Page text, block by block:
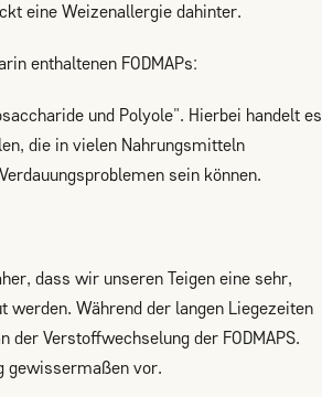
eine Weizenallergie dahinter.
enthaltenen FODMAPs:
und Polyole". Hierbei handelt es
die in vielen Nahrungsmitteln
sein können.
dass wir unseren Teigen eine sehr,
werden. Während der langen Liegezeiten
Verstoffwechselung der FODMAPS.
gewissermaßen vor.